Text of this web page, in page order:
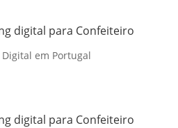
digital para Confeiteiro
em Portugal
digital para Confeiteiro